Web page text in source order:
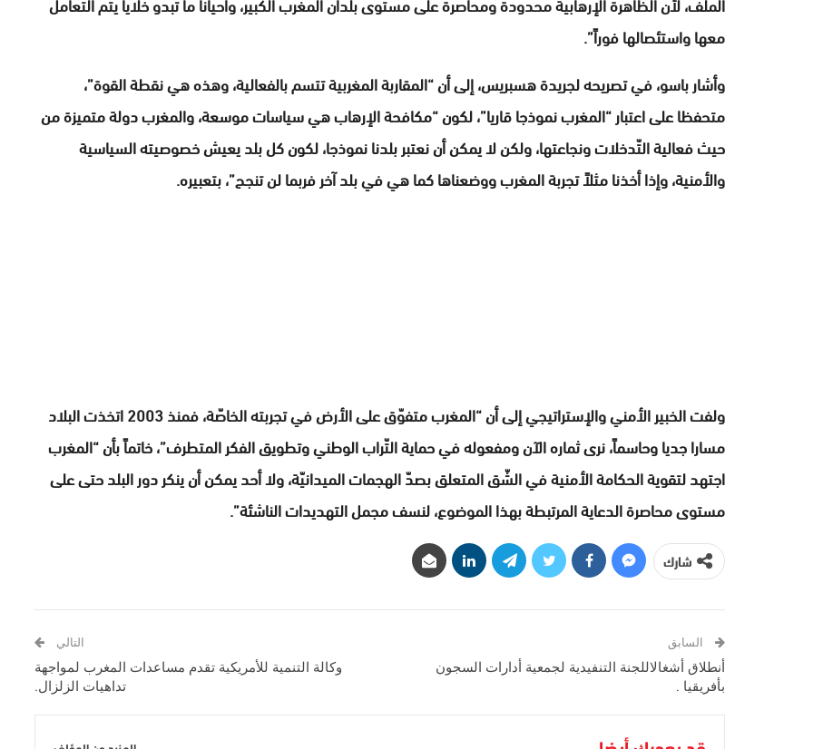
معها واستئصالها فوراً”.
وأشار باسو، في تصريحه لجريدة هسبريس، إلى أن “المقاربة المغربية تتسم بالفعالية، وهذه هي نقطة القوة”،
متحفظا على اعتبار “المغرب نموذجا قاريا”، لكون “مكافحة الإرهاب هي سياسات موسعة، والمغرب دولة متميزة من
حيث فعالية التّدخلات ونجاعتها، ولكن لا يمكن أن نعتبر بلدنا نموذجا، لكون كل بلد يعيش خصوصيته السياسية
والأمنية، وإذا أخذنا مثلاً تجربة المغرب ووضعناها كما هي في بلد آخر فربما لن تنجح”، بتعبيره.
ولفت الخبير الأمني والإستراتيجي إلى أن “المغرب متفوّق على الأرض في تجربته الخاصّة، فمنذ 2003 اتخذت البلاد
مسارا جديا وحاسماً، نرى ثماره الآن ومفعوله في حماية التّراب الوطني وتطويق الفكر المتطرف”، خاتماً بأن “المغرب
اجتهد لتقوية الحكامة الأمنية في الشّق المتعلق بصدّ الهجمات الميدانيّة، ولا أحد يمكن أن ينكر دور البلد حتى على
مستوى محاصرة الدعاية المرتبطة بهذا الموضوع، لنسف مجمل التهديدات الناشئة”.
شارك
السابق
أنطلاق أشغالاللجنة التنفيدية لجمعية أدارات السجون
بأفريقيا .
التالي
وكالة التنمية للأمريكية تقدم مساعدات المغرب لمواجهة
تداهيات الزلزال.